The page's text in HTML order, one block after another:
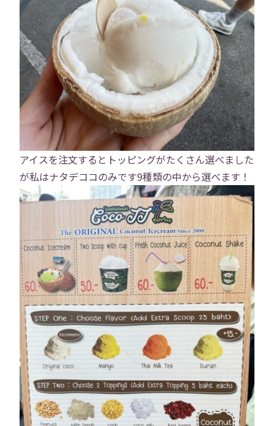
トップ
事業内容
役員紹介 社員紹介
採用情報 役員インタビュー
社員インタビュー 福利厚生
研修 勉強会
プロジェクト 社員寮
アイスを注文するとトッピングがたくさん選べました
が私はナタデココのみです9種類の中から選べます！